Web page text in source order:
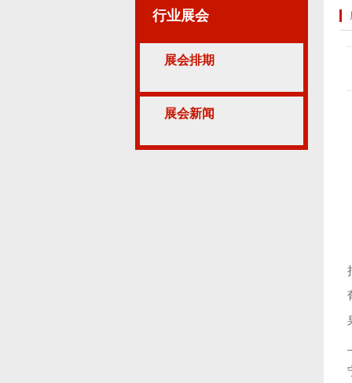
行业展会
展会排期
展会新闻